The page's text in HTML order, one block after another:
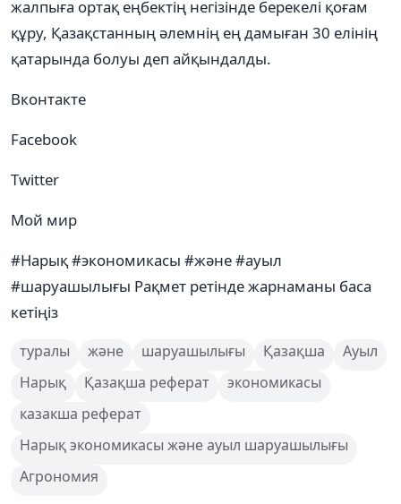
жалпыға ортақ еңбектің негізінде берекелі қоғам
құру, Қазақстанның əлемнің ең дамыған 30 елінің
қатарында болуы деп айқындалды.
Вконтакте
Facebook
Twitter
Мой мир
#Нарық #экономикасы #және #ауыл
#шаруашылығы Рақмет ретінде жарнаманы баса
кетіңіз
туралы және шаруашылығы Қазақша
Ауыл
Нарық
Қазақша реферат
экономикасы
казакша реферат
Нарық экономикасы және ауыл шаруашылығы
Агрономия